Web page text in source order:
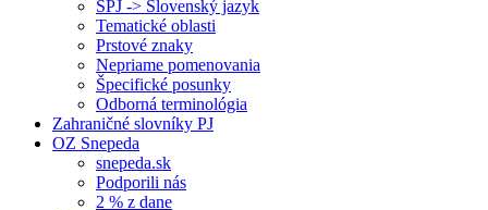
SPJ -> Slovenský jazyk
Tematické oblasti
Prstové znaky
Nepriame pomenovania
Špecifické posunky
Odborná terminológia
Zahraničné slovníky PJ
OZ Snepeda
snepeda.sk
Podporili nás
2 % z dane